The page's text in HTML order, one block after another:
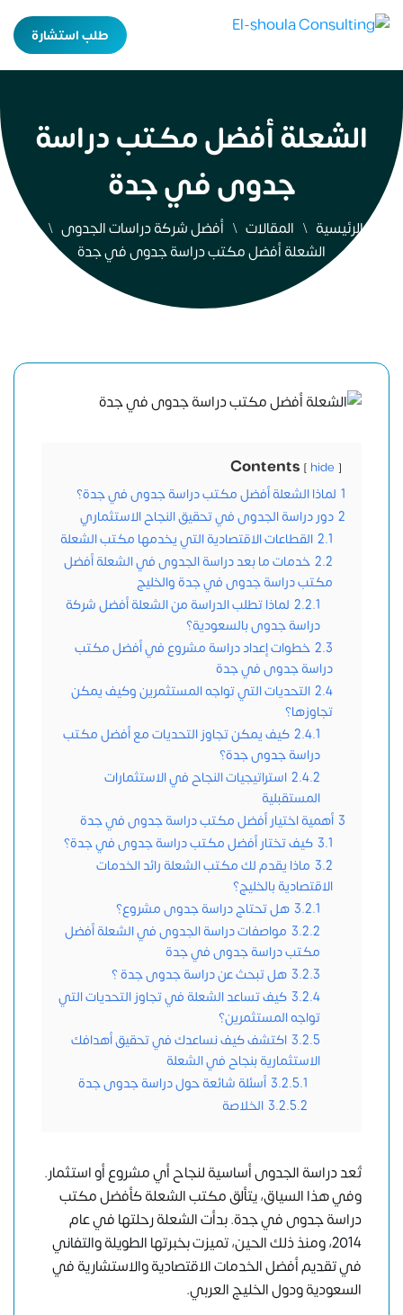
طلب استشارة
الشعلة أفضل مكتب دراسة
جدوى في جدة
الرئيسية المقالات
أفضل شركة دراسات الجدوى
الشعلة أفضل مكتب دراسة جدوى في جدة
Contents hide
1 لماذا الشعلة أفضل مكتب دراسة جدوى في جدة؟
2 دور دراسة الجدوى في تحقيق النجاح الاستثماري
2.1 القطاعات الاقتصادية التي يخدمها مكتب الشعلة
2.2 خدمات ما بعد دراسة الجدوى في الشعلة أفضل
مكتب دراسة جدوى في جدة والخليج
2.2.1 لماذا تطلب الدراسة من الشعلة أفضل شركة
دراسة جدوى بالسعودية؟
2.3 خطوات إعداد دراسة مشروع في أفضل مكتب
دراسة جدوى في جدة
2.4 التحديات التي تواجه المستثمرين وكيف يمكن
تجاوزها؟
2.4.1 كيف يمكن تجاوز التحديات مع أفضل مكتب
دراسة جدوى جدة؟
2.4.2 استراتيجيات النجاح في الاستثمارات
المستقبلية
3 أهمية اختيار أفضل مكتب دراسة جدوى في جدة
3.1 كيف تختار أفضل مكتب دراسة جدوى في جدة؟
3.2 ماذا يقدم لك مكتب الشعلة رائد الخدمات
الاقتصادية بالخليج؟
3.2.1 هل تحتاج دراسة جدوى مشروع؟
3.2.2 مواصفات دراسة الجدوى في الشعلة أفضل
مكتب دراسة جدوى في جدة
3.2.3 هل تبحث عن دراسة جدوى جدة ؟
3.2.4 كيف تساعد الشعلة في تجاوز التحديات التي
تواجه المستثمرين؟
3.2.5 اكتشف كيف نساعدك في تحقيق أهدافك
الاستثمارية بنجاح في الشعلة
3.2.5.1 أسئلة شائعة حول دراسة جدوى جدة
3.2.5.2 الخلاصة
تُعد دراسة الجدوى أساسية لنجاح أي مشروع أو استثمار.
وفي هذا السياق، يتألقمكتب الشعلةكأفضل مكتب
دراسة جدوى في جدة. بدأت الشعلة رحلتها في عام
2014، ومنذ ذلك الحين، تميزت بخبرتها الطويلة والتفاني
في تقديم أفضل الخدمات الاقتصادية والاستشارية في
السعودية ودول الخليج العربي.